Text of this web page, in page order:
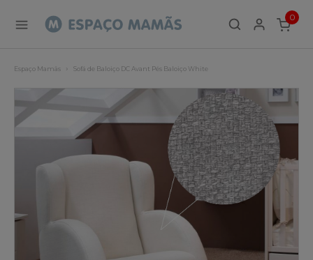
0
ITEMS
Espaço Mamãs Sofá de Baloiço DC Avant Pés Baloiço White